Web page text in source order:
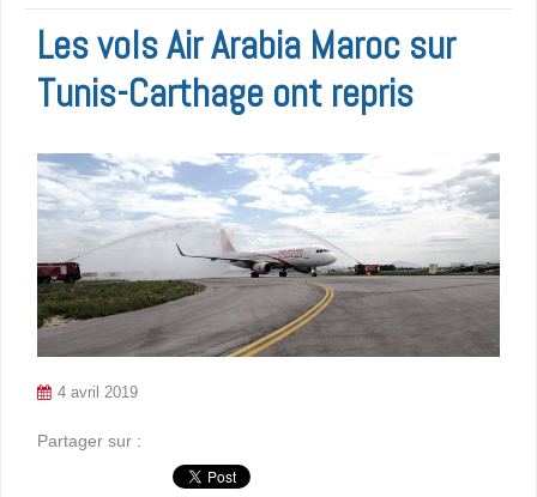
Les vols Air Arabia Maroc sur
Tunis-Carthage ont repris
4 avril 2019
Partager sur :